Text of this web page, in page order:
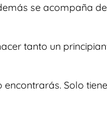
se acompaña
tanto un
Solo